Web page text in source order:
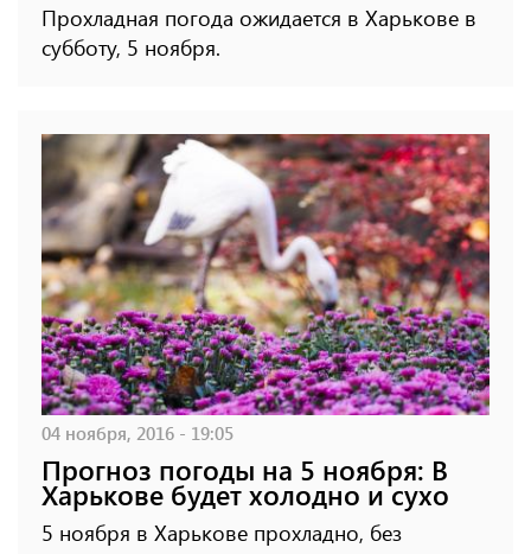
Прохладная погода ожидается в Харькове в
субботу, 5 ноября.
04 ноября, 2016 - 19:05
Прогноз погоды на 5 ноября: В
Харькове будет холодно и сухо
5 ноября в Харькове прохладно, без